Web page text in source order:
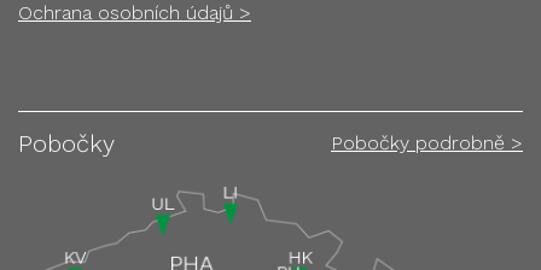
Ochrana osobních údajů >
Pobočky Pobočky podrobně >